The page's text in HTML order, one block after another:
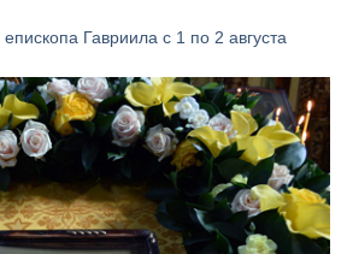
Гавриила с 1 по 2 августа